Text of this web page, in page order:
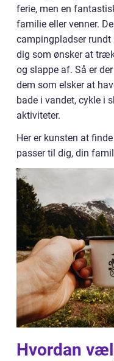
ferie, men en
familie eller venner.
campingpladser rundt
dig som ønsker at
og slappe af. Så er
dem som elsker at
bade i vandet, cykle i
aktiviteter.
Her er kunsten at
passer til dig, din
Hvordan